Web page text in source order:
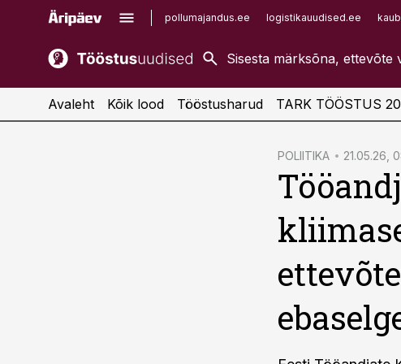
pollumajandus.ee logistikauudised.ee
kaubandus.ee
kinnisvarauudised.ee
imelineajalugu.ee
Avaleht Kõik lood Tööstusharud TARK TÖÖSTUS
POLIITIKA 21.05.26,